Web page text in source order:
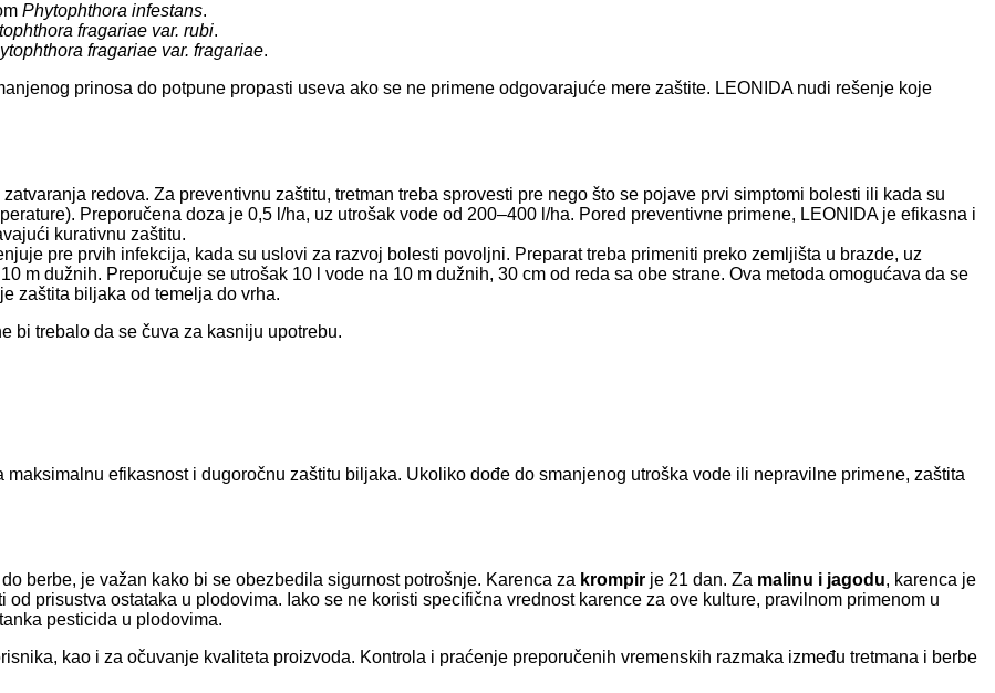
Phytophthora infestans.
fragariae var. rubi.
fragariae var. fragariae.
prinosa do potpune propasti useva ako se ne primene odgovarajuće mere zaštite. LEONIDA nudi rešenje koje
redova. Za preventivnu zaštitu, tretman treba sprovesti pre nego što se pojave prvi simptomi bolesti ili kada su
Preporučena doza je 0,5 l/ha, uz utrošak vode od 200–400 l/ha. Pored preventivne primene, LEONIDA je efikasna i
kurativnu zaštitu.
pre prvih infekcija, kada su uslovi za razvoj bolesti povoljni. Preparat treba primeniti preko zemljišta u brazde, uz
m dužnih. Preporučuje se utrošak 10 l vode na 10 m dužnih, 30 cm od reda sa obe strane. Ova metoda omogućava da se
zaštita biljaka od temelja do vrha.
bi trebalo da se čuva za kasniju upotrebu.
efikasnost i dugoročnu zaštitu biljaka. Ukoliko dođe do smanjenog utroška vode ili nepravilne primene, zaštita
berbe, je važan kako bi se obezbedila sigurnost potrošnje. Karenca za krompir je 21 dan. Za malinu i jagodu, karenca je
prisustva ostataka u plodovima. Iako se ne koristi specifična vrednost karence za ove kulture, pravilnom primenom u
pesticida u plodovima.
kao i za očuvanje kvaliteta proizvoda. Kontrola i praćenje preporučenih vremenskih razmaka između tretmana i berbe